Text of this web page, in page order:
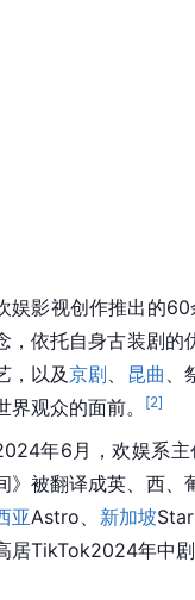
娱影视创作推出的
，依托自身古装剧的
，以及京剧、 昆曲 、
界观众的面前。
[2]
年6月，欢娱系
》被翻译成英、西、
亚Astro、 新加坡
居TikTok2024年中